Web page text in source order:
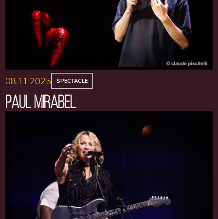
08.11.2025 SPECTACLE
PAUL MIRABEL